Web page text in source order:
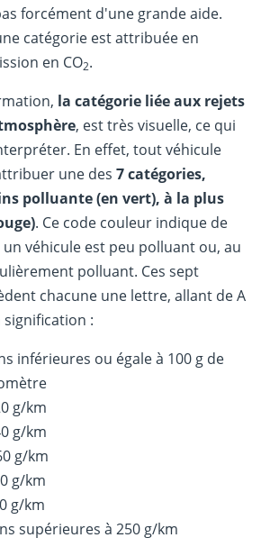
forcément d'une grande aide.
catégorie est attribuée en
en CO2.
la catégorie liée aux rejets
, est très visuelle, ce qui
En effet, tout véhicule
une des 7 catégories,
polluante (en vert), à la plus
. Ce code couleur indique de
véhicule est peu polluant ou, au
polluant. Ces sept
chacune une lettre, allant de A
signification :
inférieures ou égale à 100 g de
g/km
g/km
g/km
g/km
g/km
supérieures à 250 g/km